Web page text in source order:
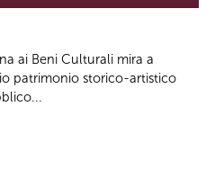
ai Beni Culturali mira a
patrimonio storico-artistico